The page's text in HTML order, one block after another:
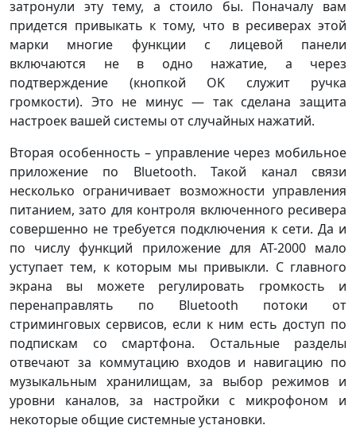
затронули эту тему, а стоило бы. Поначалу вам
придется привыкать к тому, что в ресиверах этой
марки многие функции с лицевой панели
включаются не в одно нажатие, а через
подтверждение (кнопкой OK служит ручка
громкости). Это не минус — так сделана защита
настроек вашей системы от случайных нажатий.
Вторая особенность – управление через мобильное
приложение по Bluetooth. Такой канал связи
несколько ограничивает возможности управления
питанием, зато для контроля включенного ресивера
совершенно не требуется подключения к сети. Да и
по числу функций приложение для AT-2000 мало
уступает тем, к которым мы привыкли. С главного
экрана вы можете регулировать громкость и
перенаправлять по Bluetooth потоки от
стриминговых сервисов, если к ним есть доступ по
подпискам со смартфона. Остальные разделы
отвечают за коммутацию входов и навигацию по
музыкальным хранилищам, за выбор режимов и
уровни каналов, за настройки с микрофоном и
некоторые общие системные установки.